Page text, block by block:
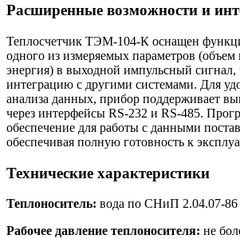
Расширенные возможности и
Теплосчетчик ТЭМ-104-К оснащен
одного из измеряемых параметров (объем
энергия) в выходной импульсный сигнал,
интеграцию с другими системами. Для
анализа данных, прибор поддерживает
через интерфейсы RS-232 и RS-485.
обеспечение для работы с данными
обеспечивая полную готовность к
Технические характеристики
Теплоноситель: вода по СНиП 2.04.07-86
Рабочее давление теплоносителя: не